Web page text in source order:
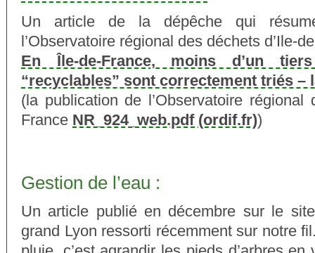
Un article de la dépêche qui
l’Observatoire régional des déchets d’Ile-
En Île-de-France, moins d’un
“recyclables” sont correctement triés –
(la publication de l’Observatoire régional
France NR_924_web.pdf (ordif.fr))
Gestion de l’eau :
Un article publié en décembre sur le
grand Lyon ressorti récemment sur notre